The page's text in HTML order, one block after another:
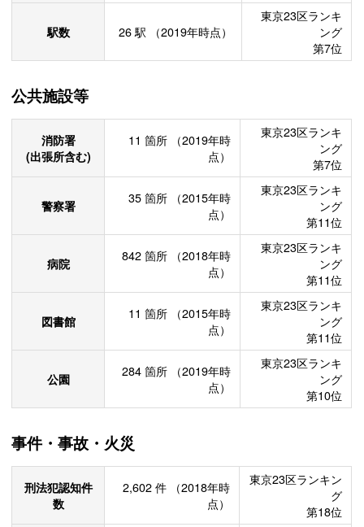
駅数 26駅 （2019年時点）
東京23区ランキ
ング
第7位
公共施設等
消防署
(出張所含む)
11 箇所
（2019年時
点）
東京23区ランキ
ング
第7位
警察署 35 箇所
（2015年時
点）
東京23区ランキ
ング
第11位
病院 842 箇所
（2018年時
点）
東京23区ランキ
ング
第11位
図書館 11 箇所
（2015年時
点）
東京23区ランキ
ング
第11位
公園 284 箇所
（2019年時
点）
東京23区ランキ
ング
第10位
事件・事故・火災
刑法犯認知件
数
2,602 件
（2018年時
点）
東京23区ランキン
グ
第18位